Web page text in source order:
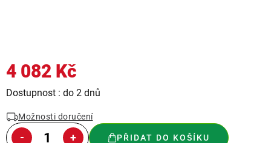
4 082 Kč
Měrná
Dostupnost : do 2 dnů
Možnosti doručení
PŘIDAT DO KOŠÍKU